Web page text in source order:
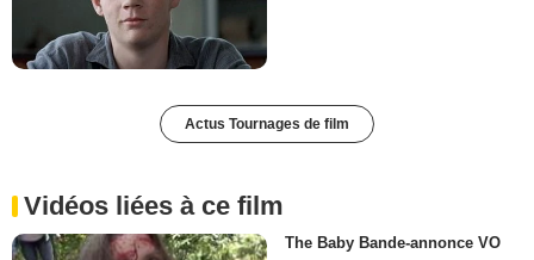
Actus Tournages de film
Vidéos liées à ce film
The Baby Bande-annonce VO